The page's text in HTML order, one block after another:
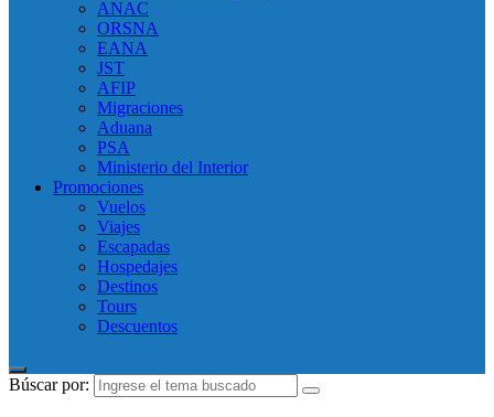
ANAC
ORSNA
EANA
JST
AFIP
Migraciones
Aduana
PSA
Ministerio del Interior
Promociones
Vuelos
Viajes
Escapadas
Hospedajes
Destinos
Tours
Descuentos
Búscar por: